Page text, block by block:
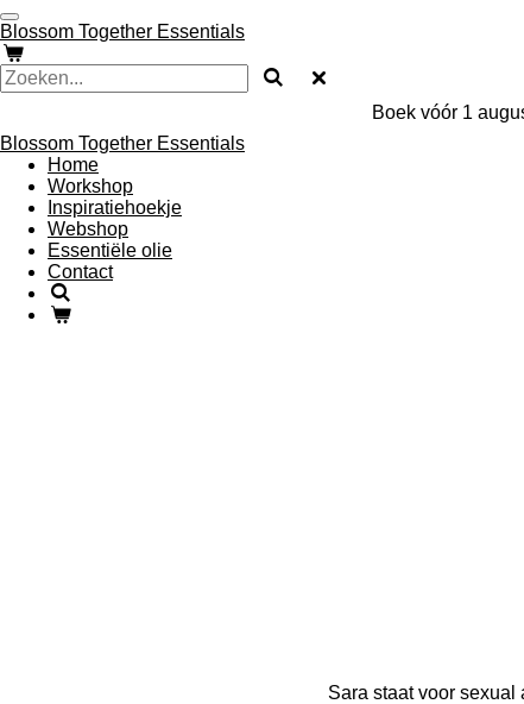
Ga
direct
naar
de
Blossom Together Essentials
Boek vóór 1
Blossom Together Essentials
Home
Workshop
Inspiratiehoekje
Webshop
Essentiële olie
Contact
Sara staat voor